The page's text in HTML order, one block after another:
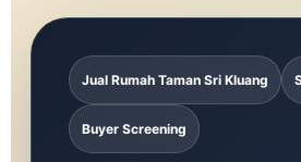
Jual Rumah Taman Sri Kluang
Buyer Screening